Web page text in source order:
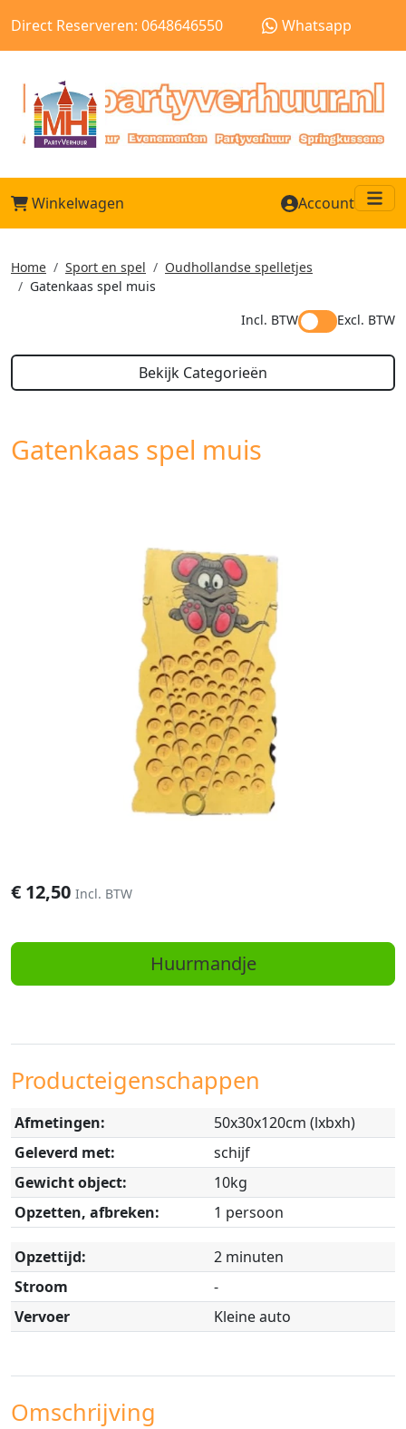
Direct Reserveren: 0648646550 Whatsapp
Winkelwagen Account
Home Sport en spel
Oudhollandse spelletjes
Gatenkaas spel muis
Incl. BTW
Excl. BTW
Bekijk Categorieën
Gatenkaas spel muis
€ 12,50 Incl. BTW
Huurmandje
Producteigenschappen
Afmetingen:
50x30x120cm (lxbxh)
Geleverd met:
schijf
Gewicht object:
10kg
Opzetten, afbreken:
1 persoon
Opzettijd:
2 minuten
Stroom
-
Vervoer
Kleine auto
Omschrijving